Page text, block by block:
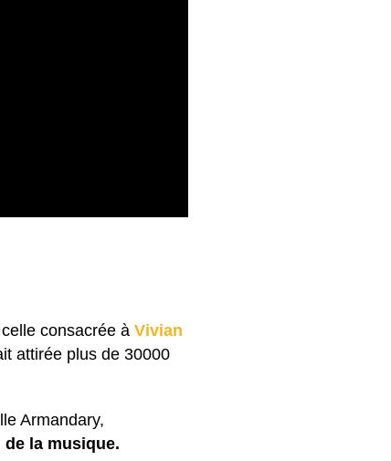
consacrée à Vivian
attirée plus de 30000
Armandary,
de la musique.